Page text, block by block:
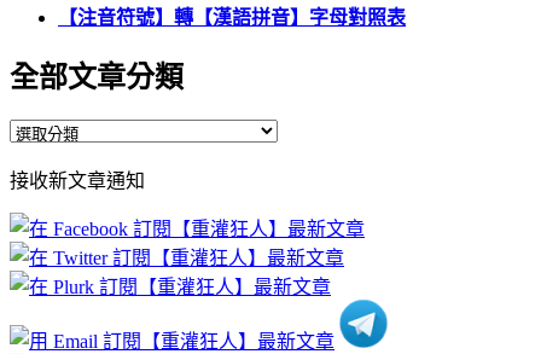
【注音符號】轉【漢語拼音】字母對照表
全部文章分類
全
文
章
分
類
接收新文章通知